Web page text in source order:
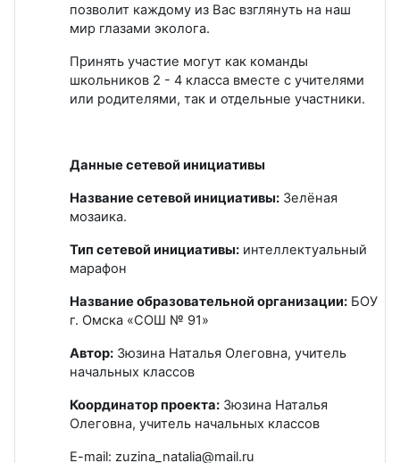
позволит каждому из Вас взглянуть на наш
мир глазами эколога.
Принять участие могут как команды
школьников 2 - 4 класса вместе с учителями
или родителями, так и отдельные участники.
Данные сетевой инициативы
Название сетевой инициативы: Зелёная
мозаика.
Тип сетевой инициативы: интеллектуальный
марафон
Название образовательной организации: БОУ
г. Омска «СОШ № 91»
Автор: Зюзина Наталья Олеговна, учитель
начальных классов
Координатор проекта: Зюзина Наталья
Олеговна, учитель начальных классов
E-mail: zuzina_natalia@mail.ru